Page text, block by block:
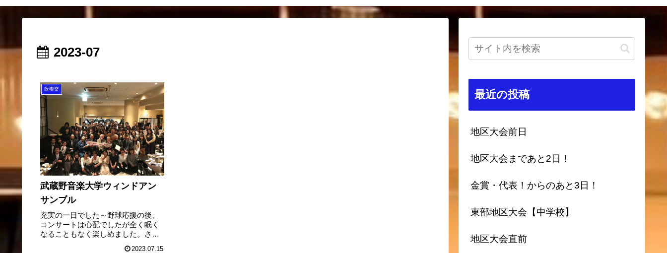
2023-07
吹奏楽
武蔵野音楽大学ウィンドアン
サンブル
充実の一日でした～野球応援の後、
コンサートは心配でしたが全く眠く
なることもなく楽しめました。さす
2023.07.15
最近の投稿
地区大会前日
地区大会まであと2日！
金賞・代表！からのあと3日！
東部地区大会【中学校】
地区大会直前